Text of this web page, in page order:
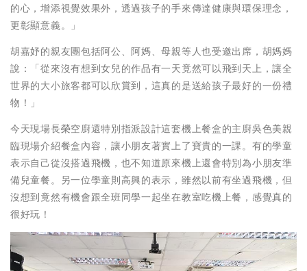
的心，增添視覺效果外，透過孩子的手來傳達健康與環保理念，
更彰顯意義。」
胡嘉妤的親友團包括阿公、阿媽、母親等人也受邀出席，胡媽媽
說：「從來沒有想到女兒的作品有一天竟然可以飛到天上，讓全
世界的大小旅客都可以欣賞到，這真的是送給孩子最好的一份禮
物！」
今天現場長榮空廚還特別指派設計這套機上餐盒的主廚吳色美親
臨現場介紹餐盒內容，讓小朋友著實上了寶貴的一課。有的學童
表示自己從沒搭過飛機，也不知道原來機上還會特別為小朋友準
備兒童餐。另一位學童則高興的表示，雖然以前有坐過飛機，但
沒想到竟然有機會跟全班同學一起坐在教室吃機上餐，感覺真的
很好玩！